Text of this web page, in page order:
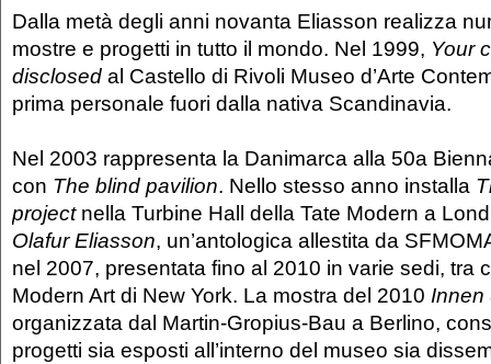
Dalla metà degli anni novanta Eliasson realizza
mostre e progetti in tutto il mondo. Nel 1999, Your
disclosed al Castello di Rivoli Museo d’Arte
prima personale fuori dalla nativa Scandinavia.
Nel 2003 rappresenta la Danimarca alla 50a
con The blind pavilion. Nello stesso anno installa
project nella Turbine Hall della Tate Modern a
Olafur Eliasson, un’antologica allestita da
nel 2007, presentata fino al 2010 in varie sedi, tra
Modern Art di New York. La mostra del 2010 Innen
organizzata dal Martin-Gropius-Bau a Berlino,
progetti sia esposti all’interno del museo sia